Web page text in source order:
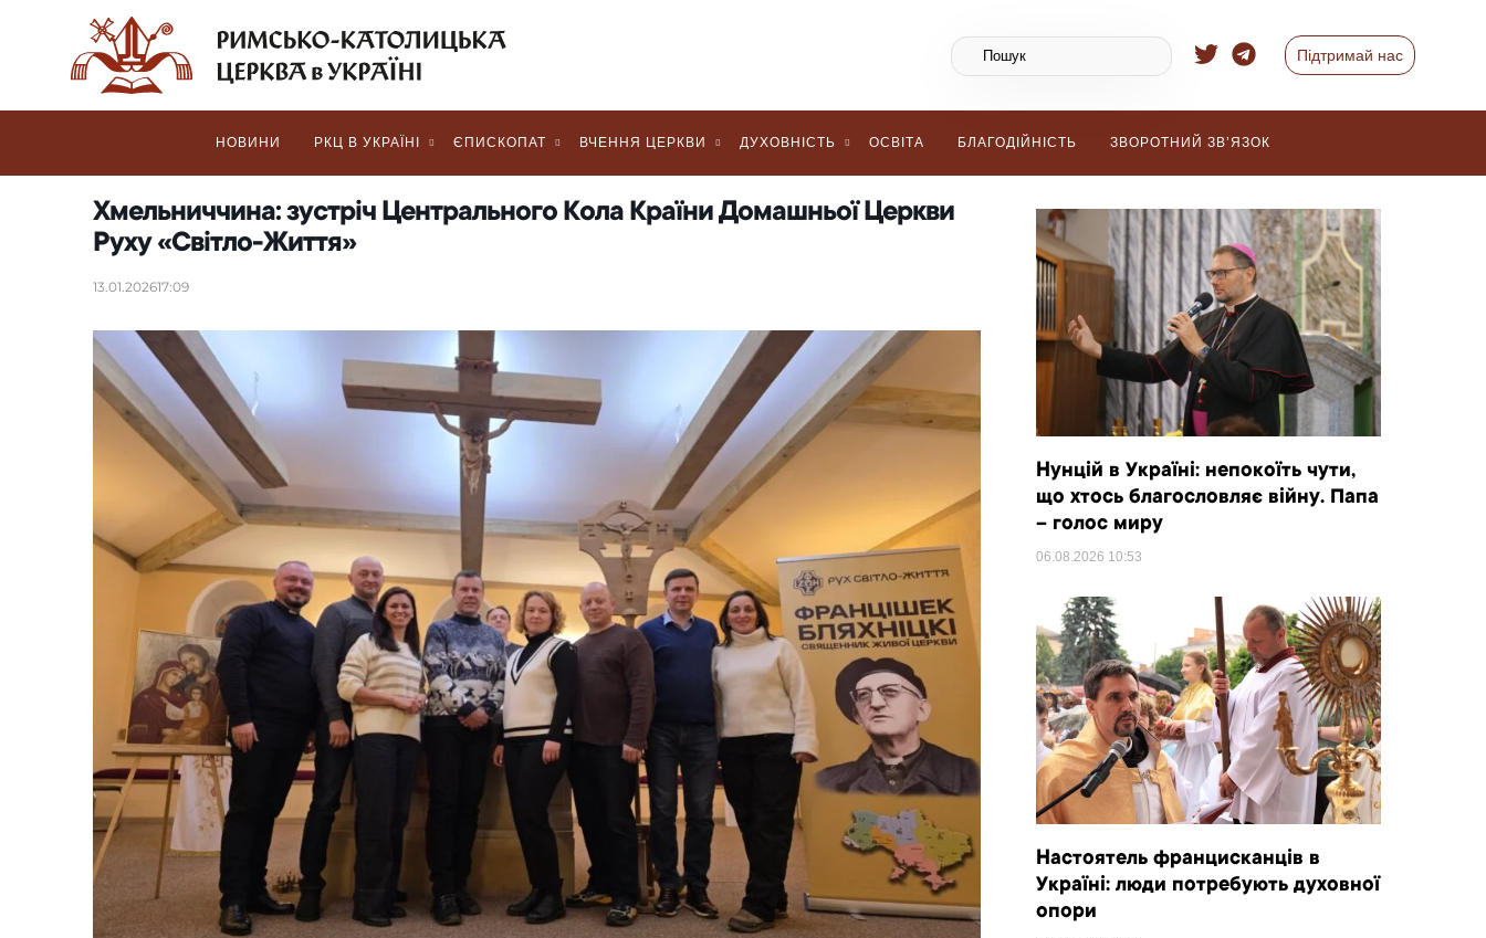
Підтримай нас
НОВИНИ РКЦ В УКРАЇНІ ЄПИСКОПАТ ВЧЕННЯ ЦЕРКВИ ДУХОВНІСТЬ ОСВІТА БЛАГОДІЙНІСТЬ ЗВОРОТНИЙ ЗВ’ЯЗОК
Хмельниччина: зустріч Центрального Кола Країни Домашньої Церкви
Руху «Світло-Життя»
13.01.202617:09
Нунцій в Україні: непокоїть чути,
що хтось благословляє війну. Папа
– голос миру
06.08.2026 10:53
Настоятель францисканців в
Україні: люди потребують духовної
опори